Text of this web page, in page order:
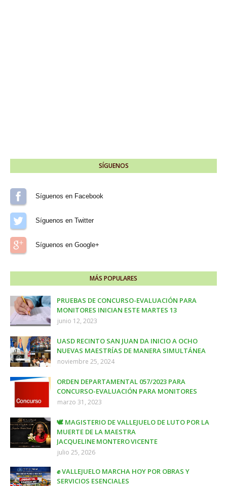
SÍGUENOS
Síguenos en Facebook
Síguenos en Twitter
Síguenos en Google+
MÁS POPULARES
PRUEBAS DE CONCURSO-EVALUACIÓN PARA
MONITORES INICIAN ESTE MARTES 13
junio 12, 2023
UASD RECINTO SAN JUAN DA INICIO A OCHO
NUEVAS MAESTRÍAS DE MANERA SIMULTÁNEA
noviembre 25, 2024
ORDEN DEPARTAMENTAL 057/2023 PARA
CONCURSO-EVALUACIÓN PARA MONITORES
marzo 31, 2023
🕊️ MAGISTERIO DE VALLEJUELO DE LUTO POR LA
MUERTE DE LA MAESTRA
JACQUELINE MONTERO VICENTE
julio 25, 2026
✊ VALLEJUELO MARCHA HOY POR OBRAS Y
SERVICIOS ESENCIALES